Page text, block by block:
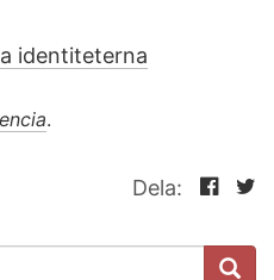
identiteterna
.
Dela: